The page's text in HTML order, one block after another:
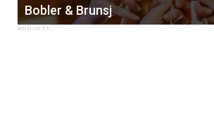
Bobler & Brunsj